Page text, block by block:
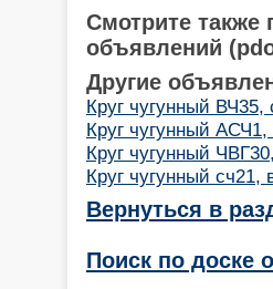
Смотрите
объявлений
Другие
Круг чугунный ВЧ35,
Круг чугунный АСЧ1,
Круг чугунный
Круг чугунный сч21,
Вернуться в
Поиск по доске